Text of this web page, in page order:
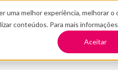
uma melhor experiência, melhorar o
conteúdos. Para mais
Aceitar
SUA EMPRESA